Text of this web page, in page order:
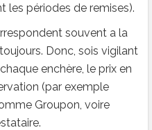
les périodes de remises).
souvent a la
Donc, sois vigilant
enchère, le prix en
(par exemple
Groupon, voire